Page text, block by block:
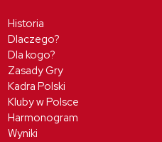
Historia
Dlaczego?
Dla kogo?
Zasady Gry
Kadra Polski
Kluby w Polsce
Harmonogram
Wyniki